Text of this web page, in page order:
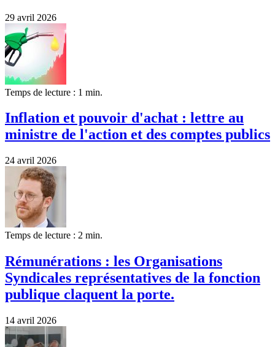
29 avril 2026
Temps de lecture : 1 min.
Inflation et pouvoir d'achat : lettre au
ministre de l'action et des comptes publics
24 avril 2026
Temps de lecture : 2 min.
Rémunérations : les Organisations
Syndicales représentatives de la fonction
publique claquent la porte.
14 avril 2026